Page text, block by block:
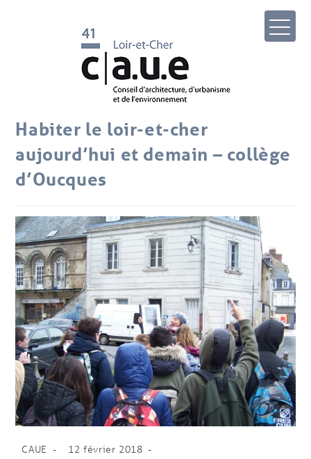
Habiter le loir-et-cher
aujourd’hui et demain – collège
d’Oucques
CAUE
12 février 2018